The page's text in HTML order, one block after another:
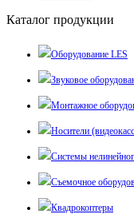
Каталог продукции
Оборудование LES
Звуковое
Монтажное
Носители
Системы
Съемочное
Квадрокоптеры